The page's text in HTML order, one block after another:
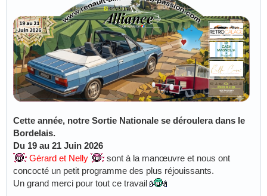
Cette année, notre Sortie Nationale se déroulera dans le
Bordelais.
Du 19 au 21 Juin 2026
Gérard et Nelly
sont à la manœuvre et nous ont
concocté un petit programme des plus réjouissants.
Un grand merci pour tout ce travail